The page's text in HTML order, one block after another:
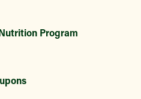
Program